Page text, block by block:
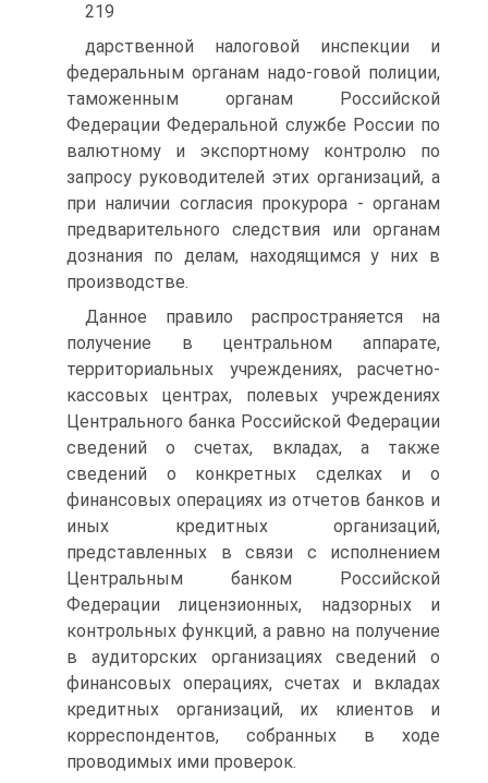
219
дарственной налоговой инспекции и
федеральным органам надо-говой полиции,
таможенным органам Российской
Федерации Федеральной службе России по
валютному и экспортному контролю по
запросу руководителей этих организаций, а
при наличии согласия прокурора - органам
предварительного следствия или органам
дознания по делам, находящимся у них в
производстве.
Данное правило распространяется на
получение в центральном аппарате,
территориальных учреждениях, расчетно-
кассовых центрах, полевых учреждениях
Центрального банка Российской Федерации
сведений о счетах, вкладах, а также
сведений о конкретных сделках и о
финансовых операциях из отчетов банков и
иных кредитных организаций,
представленных в связи с исполнением
Центральным банком Российской
Федерации лицензионных, надзорных и
контрольных функций, а равно на получение
в аудиторских организациях сведений о
финансовых операциях, счетах и вкладах
кредитных организаций, их клиентов и
корреспондентов, собранных в ходе
проводимых ими проверок.